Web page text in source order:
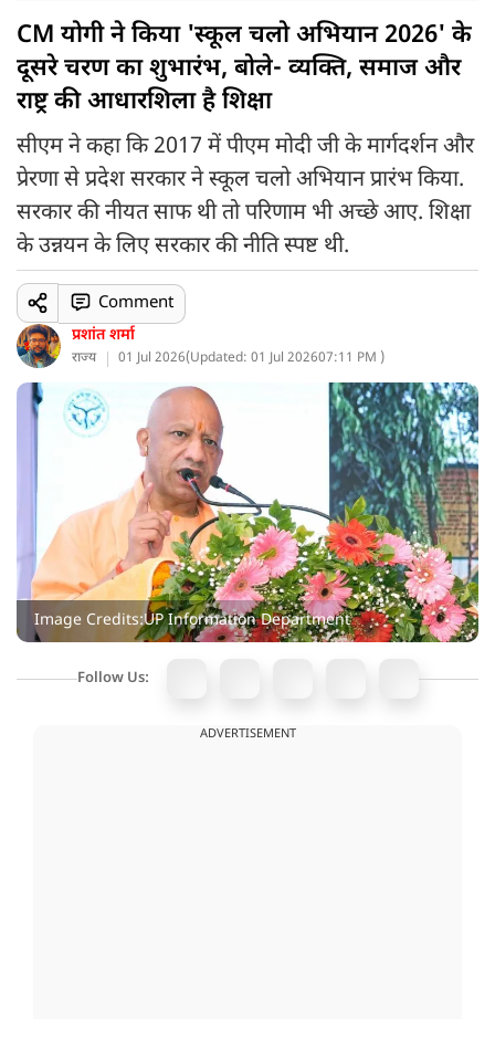
CM योगी ने किया 'स्कूल चलो अभियान 2026' के
दूसरे चरण का शुभारंभ, बोले- व्यक्ति, समाज और
राष्ट्र की आधारशिला है शिक्षा
सीएम ने कहा कि 2017 में पीएम मोदी जी के मार्गदर्शन और
प्रेरणा से प्रदेश सरकार ने स्कूल चलो अभियान प्रारंभ किया.
सरकार की नीयत साफ थी तो परिणाम भी अच्छे आए. शिक्षा
के उन्नयन के लिए सरकार की नीति स्पष्ट थी.
प्रशांत शर्मा
राज्य 01 Jul 2026(Updated: 01 Jul 202607:11 PM )
Comment
Image Credits:UP Information Department
Follow Us:
ADVERTISEMENT